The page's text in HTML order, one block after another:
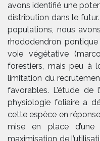
avons identifié une
distribution dans le
populations, nous
rhododendron
voie végétative
forestiers, mais peu à
limitation du
favorables. L’étude
physiologie foliaire a
cette espèce en
mise en place
maximisation de